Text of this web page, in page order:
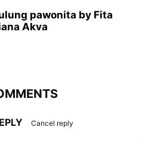
pawonita by Fita
Akva
Cancel reply